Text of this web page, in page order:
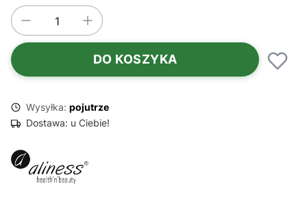
DO KOSZYKA
Wysyłka: pojutrze
Dostawa: u Ciebie!